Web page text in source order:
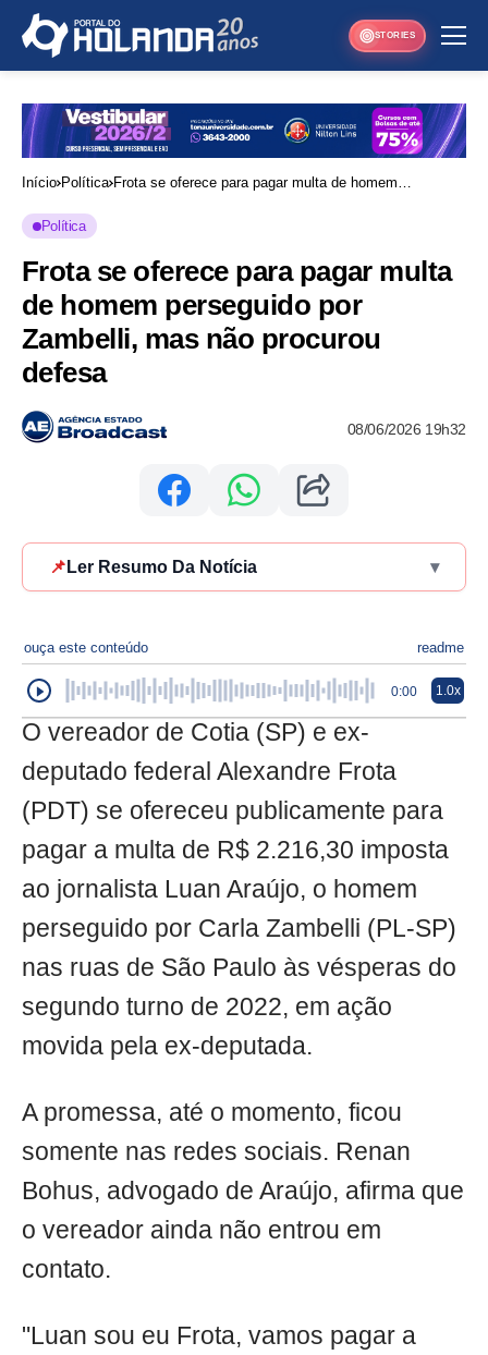
STORIES
Início Política Frota se oferece para pagar multa de homem
Política
Frota se oferece para pagar multa
de homem perseguido por
Zambelli, mas não procurou
defesa
08/06/2026 19h32
📌 Ler Resumo Da Notícia ▾
ouça este conteúdo readme
0:00 1.0x
O vereador de Cotia (SP) e ex-
deputado federal Alexandre Frota
(PDT) se ofereceu publicamente para
pagar a multa de R$ 2.216,30 imposta
ao jornalista Luan Araújo, o homem
perseguido por Carla Zambelli (PL-SP)
nas ruas de São Paulo às vésperas do
segundo turno de 2022, em ação
movida pela ex-deputada.
A promessa, até o momento, ficou
somente nas redes sociais. Renan
Bohus, advogado de Araújo, afirma que
o vereador ainda não entrou em
contato.
"Luan sou eu Frota, vamos pagar a